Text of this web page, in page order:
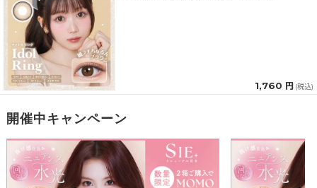
1,760 円 (税込)
開催中キャンペーン